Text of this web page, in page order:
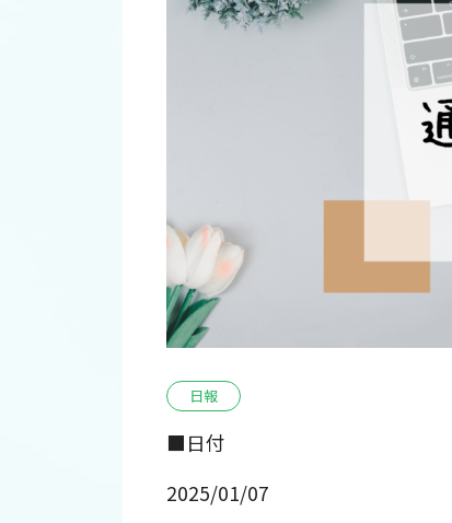
日報
■日付
2025/01/07